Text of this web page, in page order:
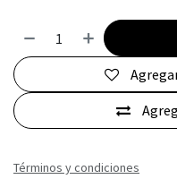
Términos y condiciones